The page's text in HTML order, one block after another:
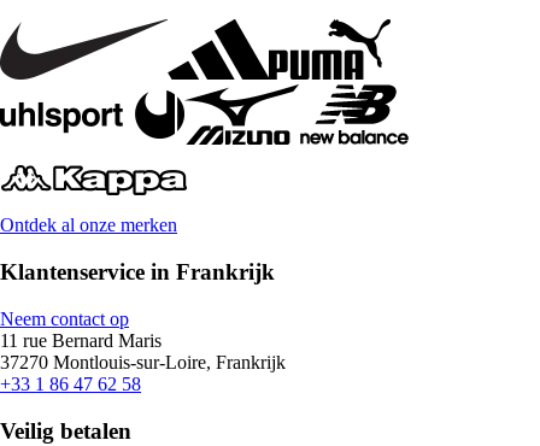
Ontdek al onze merken
Klantenservice in Frankrijk
Neem contact op
11 rue Bernard Maris
37270 Montlouis-sur-Loire, Frankrijk
+33 1 86 47 62 58
Veilig betalen